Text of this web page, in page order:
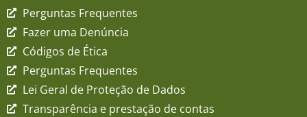
Perguntas Frequentes
Fazer uma Denúncia
Códigos de Ética
Perguntas Frequentes
Lei Geral de Proteção de Dados
Transparência e prestação de contas